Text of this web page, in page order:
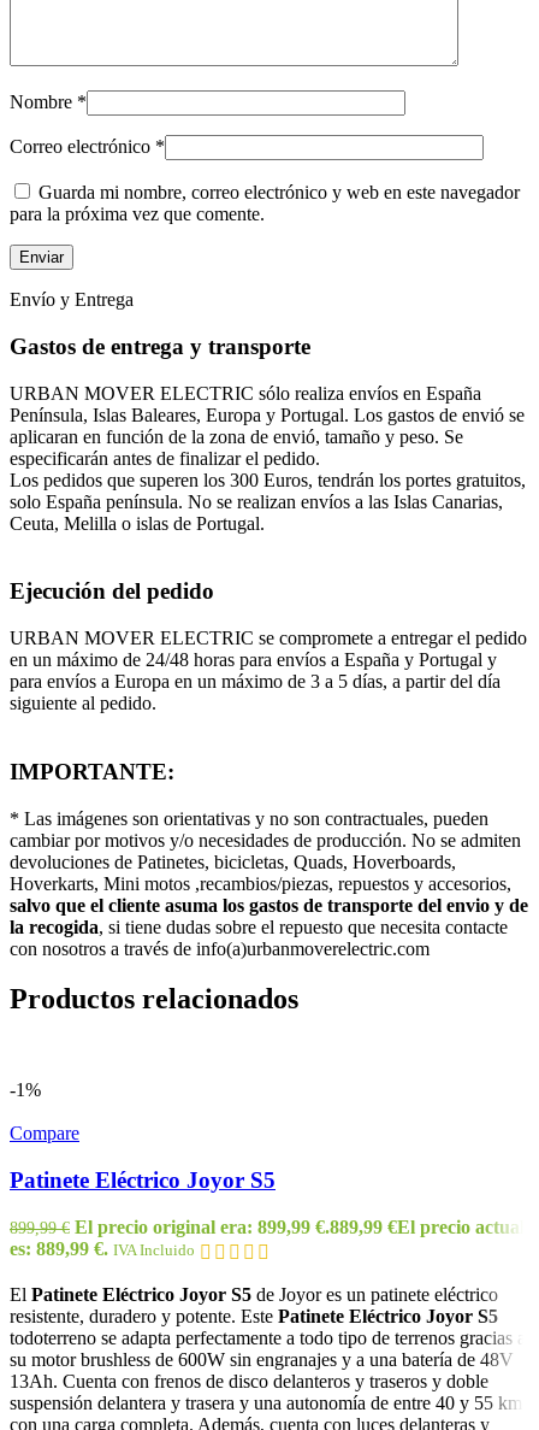
Nombre *
Correo electrónico *
Guarda mi nombre, correo electrónico y web en este navegador
para la próxima vez que comente.
Envío y Entrega
Gastos de entrega y transporte
URBAN MOVER ELECTRIC sólo realiza envíos en España
Península, Islas Baleares, Europa y Portugal. Los gastos de envió se
aplicaran en función de la zona de envió, tamaño y peso. Se
especificarán antes de finalizar el pedido.
Los pedidos que superen los 300 Euros, tendrán los portes gratuitos,
solo España península. No se realizan envíos a las Islas Canarias,
Ceuta, Melilla o islas de Portugal.
Ejecución del pedido
URBAN MOVER ELECTRIC se compromete a entregar el pedido
en un máximo de 24/48 horas para envíos a España y Portugal y
para envíos a Europa en un máximo de 3 a 5 días, a partir del día
siguiente al pedido.
IMPORTANTE:
* Las imágenes son orientativas y no son contractuales, pueden
cambiar por motivos y/o necesidades de producción. No se admiten
devoluciones de Patinetes, bicicletas, Quads, Hoverboards,
Hoverkarts, Mini motos ,recambios/piezas, repuestos y accesorios,
salvo que el cliente asuma los gastos de transporte del envio y de
la recogida, si tiene dudas sobre el repuesto que necesita contacte
con nosotros a través de info(a)urbanmoverelectric.com
Productos relacionados
-1%
Compare
Patinete Eléctrico Joyor S5
899,99€ El precio original era: 899,99 €.889,99 €El precio actual
es: 889,99 €. IVA Incluido
El Patinete Eléctrico Joyor S5 de Joyor es un patinete eléctrico
resistente, duradero y potente. Este Patinete Eléctrico Joyor S5
todoterreno se adapta perfectamente a todo tipo de terrenos gracias a
su motor brushless de 600W sin engranajes y a una batería de 48V
13Ah. Cuenta con frenos de disco delanteros y traseros y doble
suspensión delantera y trasera y una autonomía de entre 40 y 55 km
con una carga completa. Además, cuenta con luces delanteras y